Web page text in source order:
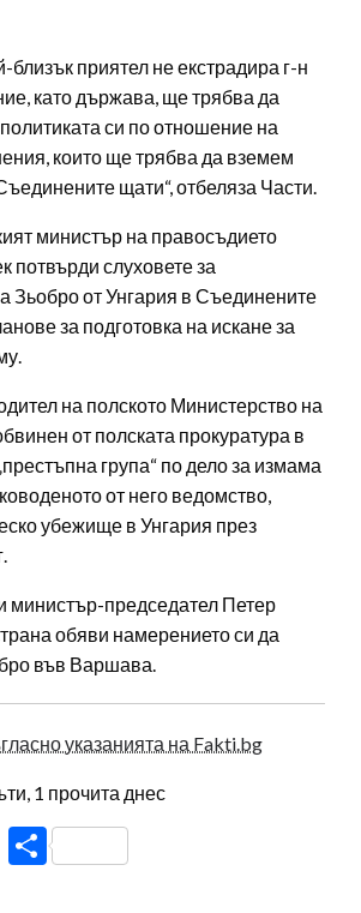
близък приятел не екстрадира г-н
като държава, ще трябва да
си по отношение на
които ще трябва да вземем
щати“, отбеляза Части.
министър на правосъдието
слуховете за
Зьобро от Унгария в Съединените
за подготовка на искане за
на полското Министерство на
от полската прокуратура в
група“ по дело за измама
от него ведомство,
убежище в Унгария през
министър-председател Петер
обяви намерението си да
във Варшава.
указанията на Fakti.bg
1 прочита днес
X Share